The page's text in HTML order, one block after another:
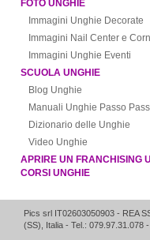
FOTO UNGHIE
Immagini Unghie Decorate
Immagini Nail Center e
Immagini Unghie Eventi
SCUOLA UNGHIE
Blog Unghie
Manuali Unghie Passo
Dizionario delle Unghie
Video Unghie
APRIRE UN FRANCHISING
CORSI UNGHIE
Pics srl IT02603050903 - REA
(SS), Italia - Tel.: 079.97.31.078 -